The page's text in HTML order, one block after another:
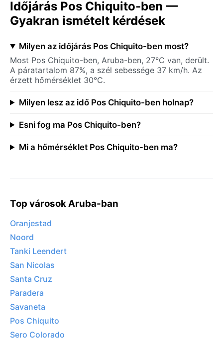
Időjárás Pos Chiquito-ben —
Gyakran ismételt kérdések
Milyen az időjárás Pos Chiquito-ben most?
Most Pos Chiquito-ben, Aruba-ben, 27°C van, derült.
A páratartalom 87%, a szél sebessége 37 km/h. Az
érzett hőmérséklet 30°C.
Milyen lesz az idő Pos Chiquito-ben holnap?
Esni fog ma Pos Chiquito-ben?
Mi a hőmérséklet Pos Chiquito-ben ma?
Top városok Aruba-ban
Oranjestad
Noord
Tanki Leendert
San Nicolas
Santa Cruz
Paradera
Savaneta
Pos Chiquito
Sero Colorado